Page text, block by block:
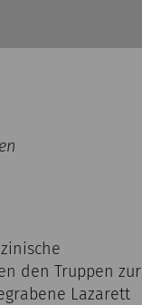
den Truppen zur
Lazarett